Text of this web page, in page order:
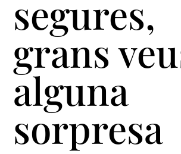
segures,
grans
alguna
sorpresa